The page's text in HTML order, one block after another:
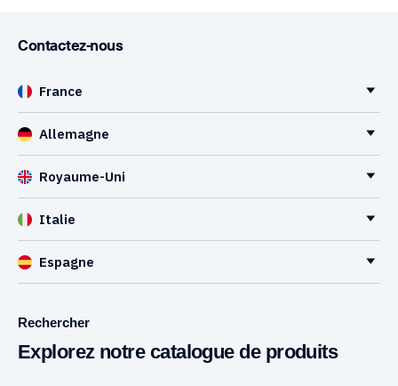
Contactez-nous
France
Allemagne
Royaume-Uni
Italie
Espagne
Rechercher
Explorez notre catalogue de produits